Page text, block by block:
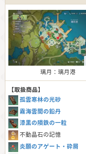
璃月：璃月港
【取扱商品】
孤雲寒林の光砂
霧海雲間の鉛丹
漆黒の隕鉄の一粒
不動晶石の記憶
炎願のアゲート・砕屑